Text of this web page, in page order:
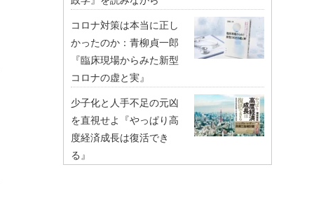
コロナ対策は本当に正し
かったのか：青柳貞一郎
『臨床現場からみた新型
コロナの虚と実』
少子化と人手不足の元凶
を直視せよ『やっぱり高
度経済成長は復活でき
る』